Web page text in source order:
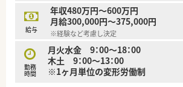
給与
年収480万円～600万円
月給300,000円～375,000円
※経験など考慮し決定
勤務
時間
月火水金 9：00～18：00
木土 9：00～13：00
※1ヶ月単位の変形労働制